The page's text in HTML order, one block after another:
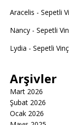
Aracelis - Sepetli
Nancy - Sepetli
Lydia - Sepetli
Arşivler
Mart 2026
Şubat 2026
Ocak 2026